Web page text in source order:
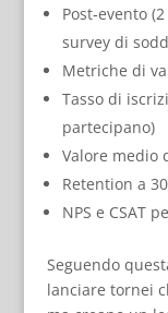
Post‑evento
survey di
Metriche di
Tasso di
partecipano)
Valore medio
Retention a
NPS e CSAT
Seguendo
lanciare tornei